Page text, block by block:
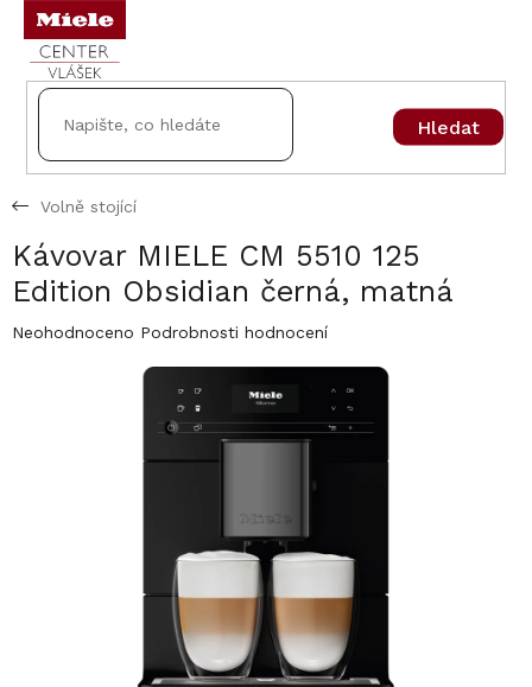
Přejít
obsah
Hledat
Volně stojící
Kávovar MIELE CM 5510 125
Edition Obsidian černá, matná
Průměrné
Neohodnoceno Podrobnosti hodnocení